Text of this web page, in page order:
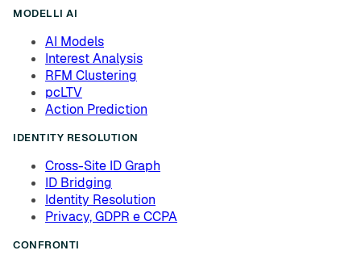
MODELLI AI
AI Models
Interest Analysis
RFM Clustering
pcLTV
Action Prediction
IDENTITY RESOLUTION
Cross-Site ID Graph
ID Bridging
Identity Resolution
Privacy, GDPR e CCPA
CONFRONTI